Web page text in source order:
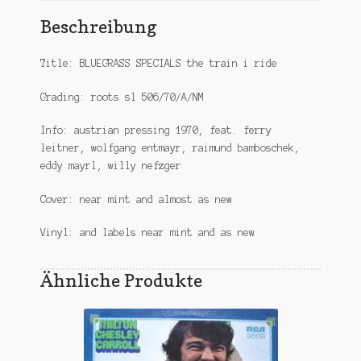
Beschreibung
Title: BLUEGRASS SPECIALS the train i ride
Grading: roots sl 506/70/A/NM
Info: austrian pressing 1970, feat. ferry
leitner, wolfgang entmayr, raimund bamboschek,
eddy mayrl, willy nefzger
Cover: near mint and almost as new
Vinyl: and labels near mint and as new
Ähnliche Produkte